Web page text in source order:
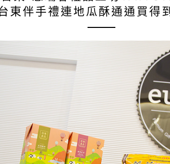
東伴手禮連地瓜酥通通買得